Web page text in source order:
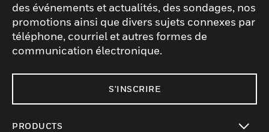
des événements et actualités, des sondages, nos
promotions ainsi que divers sujets connexes par
téléphone, courriel et autres formes de
communication électronique.
S'INSCRIRE
PRODUCTS